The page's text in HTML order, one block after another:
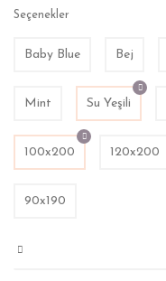
Seçenekler
Baby Blue Bej
Mint Su Yeşili
100x200 120x200
90x190